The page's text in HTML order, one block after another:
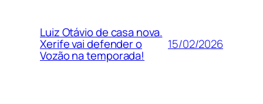
Luiz Otávio de casa nova.
Xerife vai defender o
Vozão na temporada!
15/02/2026